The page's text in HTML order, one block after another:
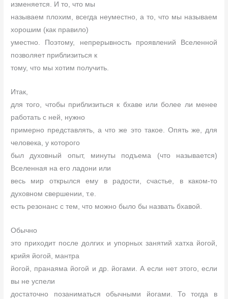
изменяется. И то, что мы
называем плохим, всегда неуместно, а то, что мы называем
хорошим (как правило)
уместно. Поэтому, непрерывность проявлений Вселенной
позволяет приблизиться к
тому, что мы хотим получить.
Итак,
для того, чтобы приблизиться к бхаве или более ли менее
работать с ней, нужно
примерно представлять, а что же это такое. Опять же, для
человека, у которого
был духовный опыт, минуты подъема (что называется)
Вселенная на его ладони или
весь мир открылся ему в радости, счастье, в каком-то
духовном свершении, т.е.
есть резонанс с тем, что можно было бы назвать бхавой.
Обычно
это приходит после долгих и упорных занятий хатха йогой,
крийя йогой, мантра
йогой, пранаяма йогой и др. йогами. А если нет этого, если
вы не успели
достаточно позаниматься обычными йогами. То тогда в